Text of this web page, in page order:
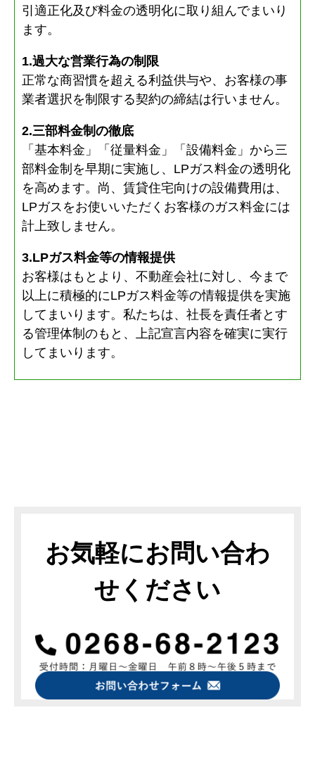
引適正化及び料金の透明化に取り組んでまいり
ます。
1.過大な営業行為の制限
正常な商習慣を超える利益供与や、お客様の事
業者選択を制限する契約の締結は行いません。
2.三部料金制の徹底
「基本料金」「従量料金」「設備料金」から三
部料金制を早期に実施し、LPガス料金の透明化
を高めます。尚、賃貸住宅向けの設備費用は、
LPガスをお使いいただくお客様のガス料金には
計上致しません。
3.LPガス料金等の情報提供
お客様はもとより、不動産会社に対し、今まで
以上に積極的にLPガス料金等の情報提供を実施
してまいります。私たちは、社長を責任者とす
る管理体制のもと、上記宣言内容を確実に実行
してまいります。
お気軽にお問い合わ
せください